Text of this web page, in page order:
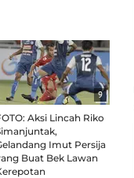
9
Aksi Lincah Riko
Imut Persija
Buat Bek Lawan